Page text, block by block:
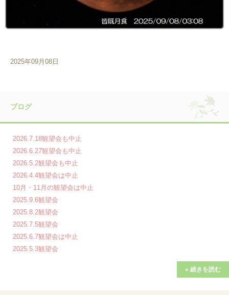
2025年09月08日
ブログ
2026.7.18観望会も中止
2026.6.27観望会も中止
2026.5.2観望会も中止
2026.4.4観望会は中止
10月・11月の観望会は中止
2025.9.6観望会
2025.8.2観望会
2025.7.5観望会
2025.6.7観望会は中止
2025.5.3観望会
» 続きを読む